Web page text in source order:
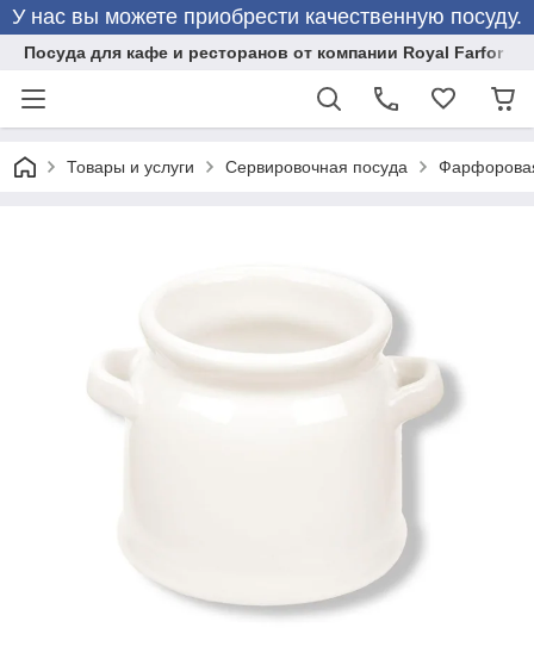
У нас вы можете приобрести качественную посуду.
Посуда для кафе и ресторанов от компании Royal Farfor
Товары и услуги Сервировочная посуда